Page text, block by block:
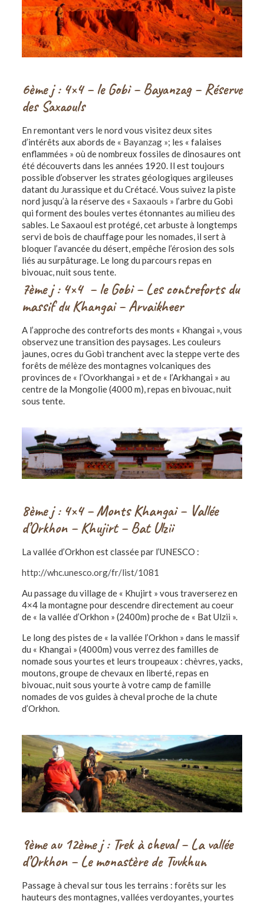
6ème j : 4×4 – le Gobi – Bayanzag – Réserve
des Saxaouls
En remontant vers le nord vous visitez deux sites
d’intérêts aux abords de « Bayanzag »; les « falaises
enflammées » où de nombreux fossiles de dinosaures ont
été découverts dans les années 1920. Il est toujours
possible d’observer les strates géologiques argileuses
datant du Jurassique et du Crétacé. Vous suivez la piste
nord jusqu’à la réserve des « Saxaouls » l’arbre du Gobi
qui forment des boules vertes étonnantes au milieu des
sables. Le Saxaoul est protégé, cet arbuste à longtemps
servi de bois de chauffage pour les nomades, il sert à
bloquer l’avancée du désert, empêche l’érosion des sols
liés au surpâturage. Le long du parcours repas en
bivouac, nuit sous tente.
7ème j : 4×4 – le Gobi – Les contreforts du
massif du Khangai – Arvaikheer
A l’approche des contreforts des monts « Khangai », vous
observez une transition des paysages. Les couleurs
jaunes, ocres du Gobi tranchent avec la steppe verte des
forêts de mélèze des montagnes volcaniques des
provinces de « l’Ovorkhangai » et de « l’Arkhangai » au
centre de la Mongolie (4000 m), repas en bivouac, nuit
sous tente.
8ème j : 4×4 – Monts Khangai – Vallée
d’Orkhon – Khujirt – Bat Ulzii
La vallée d’Orkhon est classée par l’UNESCO :
http://whc.unesco.org/fr/list/1081
Au passage du village de « Khujirt » vous traverserez en
4×4 la montagne pour descendre directement au coeur
de « la vallée d’Orkhon » (2400m) proche de « Bat Ulzii ».
Le long des pistes de « la vallée l’Orkhon » dans le massif
du « Khangai » (4000m) vous verrez des familles de
nomade sous yourtes et leurs troupeaux : chèvres, yacks,
moutons, groupe de chevaux en liberté, repas en
bivouac, nuit sous yourte à votre camp de famille
nomades de vos guides à cheval proche de la chute
d’Orkhon.
9ème au 12ème j : Trek à cheval – La vallée
d’Orkhon – Le monastère de Tuvkhun
Passage à cheval sur tous les terrains : forêts sur les
hauteurs des montagnes, vallées verdoyantes, yourtes